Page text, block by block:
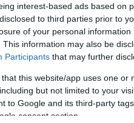
interest-based ads based on
to third parties prior to
of your personal
This information may also be
Participants that may further
that this website/app uses one
but not limited to your
to Google and its third-party
consent section.
μπορεί κανείς να
τελευταίο χρόνο να
τη
κάποιες χιλιάδες
κάποιες
απλή όπως μου